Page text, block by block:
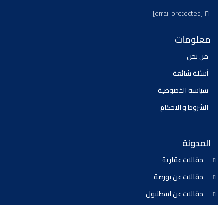
[email protected]
معلومات
من نحن
أسئلة شائعة
سياسة الخصوصية
الشروط و الاحكام
المدونة
مقالات عقارية
مقالات عن بورصة
مقالات عن اسطنبول